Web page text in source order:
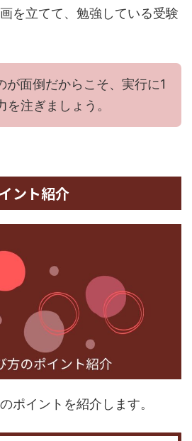
を立てて、勉強している受験
が面倒だからこそ、実行に1
を注ぎましょう。
ント紹介
ポイントを紹介します。